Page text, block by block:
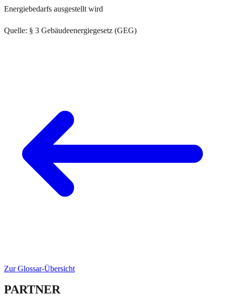
Energiebedarfs ausgestellt wird
Quelle: § 3 Gebäudeenergiegesetz (GEG)
Zur Glossar-Übersicht
PARTNER